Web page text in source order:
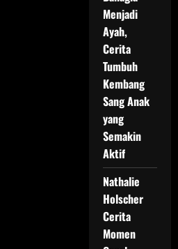
Menjadi
Ayah,
Cerita
Tumbuh
Kembang
Sang Anak
yang
Semakin
Aktif
Nathalie
Holscher
Cerita
Momen